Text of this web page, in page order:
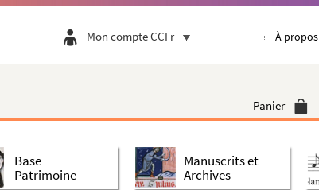
Mon compte CCFr À propos
Panier
Base
Patrimoine
Manuscrits et
Archives